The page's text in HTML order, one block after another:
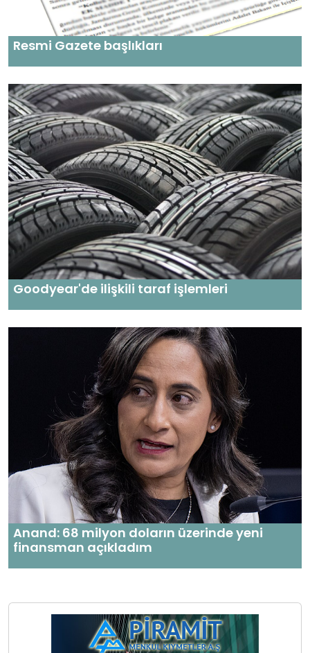
Resmi Gazete başlıkları
Goodyear'de ilişkili taraf işlemleri
Anand: 68 milyon doların üzerinde yeni
finansman açıkladım